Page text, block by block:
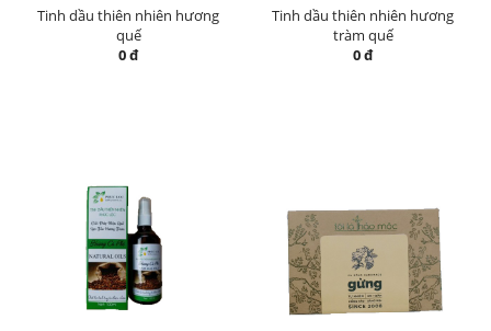
Tinh dầu thiên nhiên hương
quế
0 đ
Tinh dầu thiên nhiên hương
tràm quế
0 đ